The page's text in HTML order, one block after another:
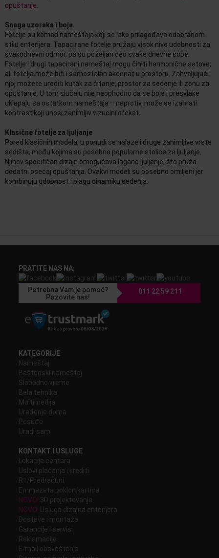
opuštanje
Snaga uzoraka i boja
Fotelje su komad nameštaja koji se lako prilagođava odabranom
stilu enterijera. Tapacirane fotelje pružaju visok nivo udobnosti za
svakodnevni odmor, pa su poželjan deo svake dnevne sobe.
Fotelje i drugi tapacirani nameštaj mogu činiti harmonične setove,
ali fotelja može biti i samostalan akcenat u prostoru. Zahvaljujući
njoj možete urediti kutak za čitanje, prostor za sedenje ili zonu za
opuštanje. U tom slučaju nije neophodno da se boje i presvlake
uklapaju sa ostatkom nameštaja – naprotiv, može se izabrati
kontrast koji unosi zanimljiv vizuelni efekat.
Klasične fotelje za ljuljanje
Pored klasičnih modela, u ponudi se nalaze i druge zanimljive vrste
sedišta, među kojima su posebno popularne stolice za ljuljanje.
Njihov specifičan dizajn omogućava lagano ljuljanje, što pruža
dodatni osećaj opuštanja. Ovakvi modeli su posebno omiljeni jer
kombinuju udobnost i blagu dinamiku sedenja.
PRATITE NAS NA:
Potrebna Vam je pomoć?
Pozovite nas!
011 22 59 211
KATEGORIJE
Nameštaj
Baštenski nameštaj
Slobodno vreme
Bela tehnika
Multimedija
Uređenje doma
Posuđe
Uradi sam
KONTAKT I USLUGE
Lokacije centara
Uslovi plaćanja i krediti
R1/Predračuni
Emmezeta poklon kartica
NOVO! 3D projektovanje
NOVO!
Usluga dizajna enterijera
Dostave i montaže
Garancije i servisi
Reklamacije
E-mail obaveštenja